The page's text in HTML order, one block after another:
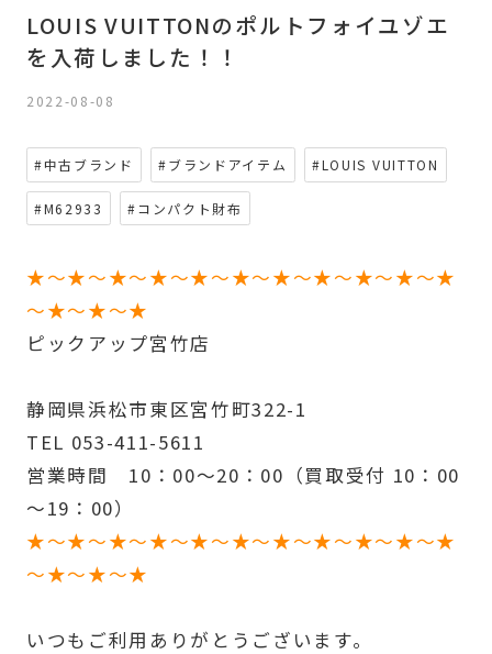
LOUIS VUITTONのポルトフォイユゾエ
を入荷しました！！
2022-08-08
#中古ブランド #ブランドアイテム #LOUIS VUITTON
#M62933 #コンパクト財布
★～★～★～★～★～★～★～★～★～★～★
～★～★～★
ピックアップ宮竹店
静岡県浜松市東区宮竹町322-1
TEL 053-411-5611
営業時間 10：00～20：00（買取受付 10：00
～19：00）
★～★～★～★～★～★～★～★～★～★～★
～★～★～★
いつもご利用ありがとうございます。